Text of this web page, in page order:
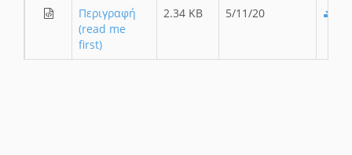
Περιγραφή
(read me
first)
2.34 KB 5/11/20